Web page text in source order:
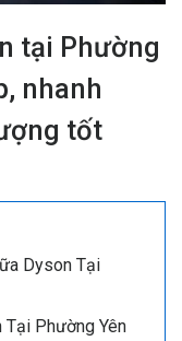
tại Phường
nhanh
tốt
Dyson Tại
Tại Phường Yên